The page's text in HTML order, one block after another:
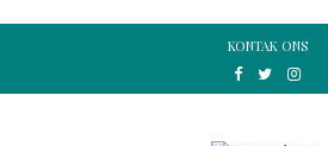
KONTAK ONS